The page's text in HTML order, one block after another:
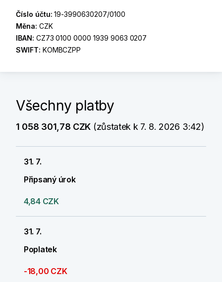
Číslo účtu:19-3990630207/0100
Měna: CZK
IBAN: CZ73 0100 0000 1939 9063 0207
SWIFT: KOMBCZPP
Všechny platby
1 058 301,78 CZK (zůstatek k 7. 8. 2026 3:42)
31. 7.
Připsaný úrok
4,84 CZK
31. 7.
Poplatek
-18,00 CZK